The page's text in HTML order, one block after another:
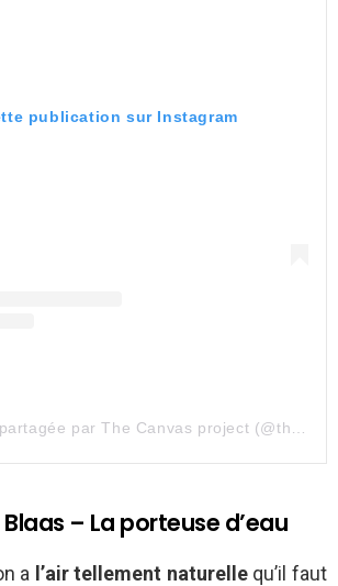
publication sur Instagram
– La porteuse d’eau
a l’air tellement naturellequ’il faut